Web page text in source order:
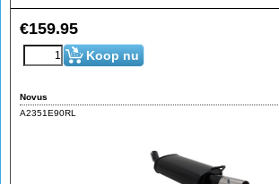
€159.95
Koop nu
Novus
A2351E90RL